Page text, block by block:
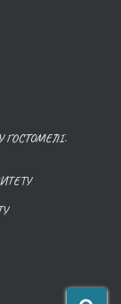
ГОСТОМЕЛІ.